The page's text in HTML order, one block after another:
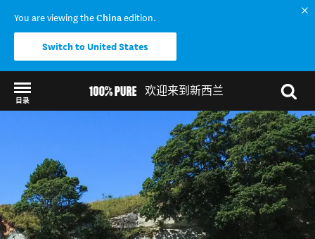
You are viewing theChinaedition.
Switch to United States
欢迎来到新西兰
目录